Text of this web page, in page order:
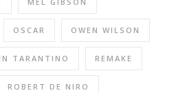
OSCAR OWEN WILSON
TARANTINO REMAKE
ROBERT DE NIRO